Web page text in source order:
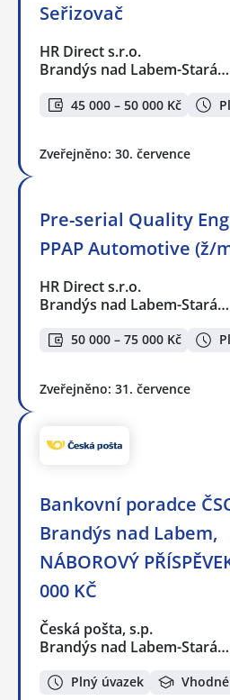
Seřizovač
HR Direct s.r.o.
Brandýs nad Labem-Stará…
45 000 – 50 000 Kč
Zveřejněno: 30. července
Pre-serial Quality
PPAP Automotive (ž/
HR Direct s.r.o.
Brandýs nad Labem-Stará…
50 000 – 75 000 Kč
Zveřejněno: 31. července
Bankovní poradce
Brandýs nad Labem,
NÁBOROVÝ
000 KČ
Česká pošta, s.p.
Brandýs nad Labem-Stará…
Plný úvazek